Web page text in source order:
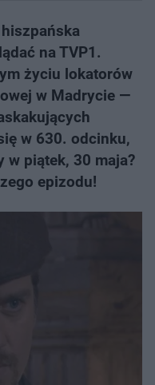
na TVP1.
życiu lokatorów
w Madrycie —
w 630. odcinku,
w piątek, 30 maja?
epizodu!